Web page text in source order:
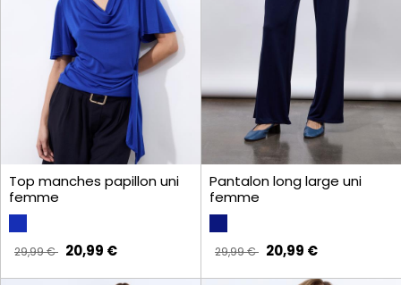
Top manches papillon uni
femme
29,99 € 20,99 €
Pantalon long large uni
femme
29,99 € 20,99 €